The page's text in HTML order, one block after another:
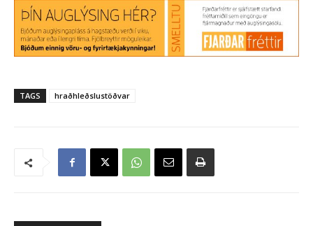
TAGS hraðhleðslustöðvar